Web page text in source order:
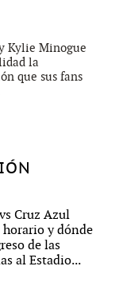
Kylie Minogue
la
que sus fans
Cruz Azul
y dónde
de las
al Estadio...